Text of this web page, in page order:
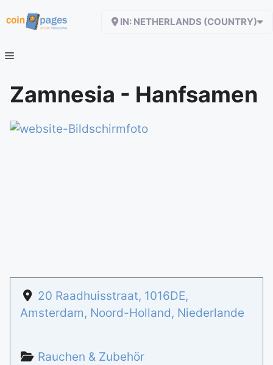
Inhalt
IN: NETHERLANDS (COUNTRY)
Zamnesia - Hanfsamen
20 Raadhuisstraat, 1016DE,
Amsterdam, Noord-Holland, Niederlande
Rauchen & Zubehör